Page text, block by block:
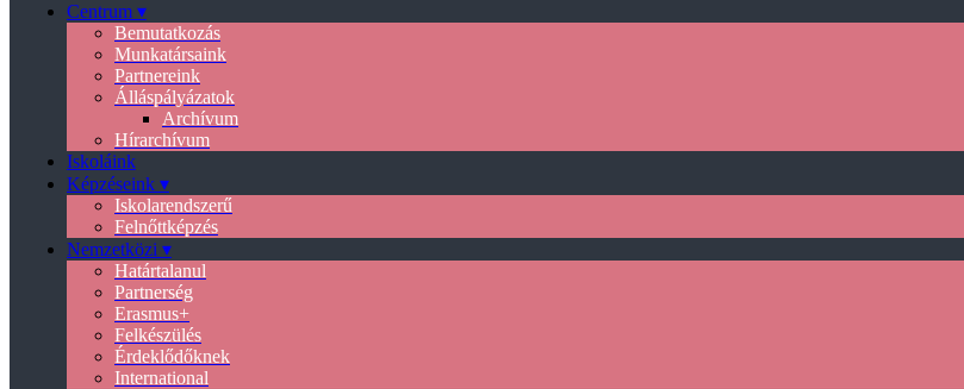
Centrum ▾
Bemutatkozás
Munkatársaink
Partnereink
Álláspályázatok
Archívum
Hírarchívum
Iskoláink
Képzéseink ▾
Iskolarendszerű
Felnőttképzés
Nemzetközi ▾
Határtalanul
Partnerség
Erasmus+
Felkészülés
Érdeklődőknek
International